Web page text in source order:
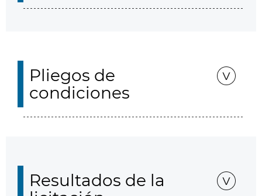
Pliegos de
condiciones
Resultados de la